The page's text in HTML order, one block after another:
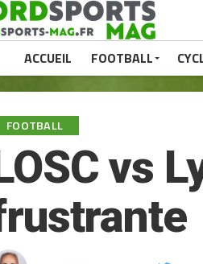
ACCUEIL FOOTBALL
FOOTBALL
vs